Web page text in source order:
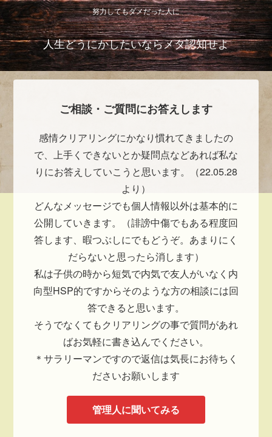
努力してもダメだった人に
人生どうにかしたいならメタ認知せよ
ご相談・ご質問にお答えします
感情クリアリングにかなり慣れてきましたの
で、上手くできないとか疑問点などあれば私な
りにお答えしていこうと思います。（22.05.28
より）
どんなメッセージでも個人情報以外は基本的に
公開していきます。（誹謗中傷でもある程度回
答します、暇つぶしにでもどうぞ。あまりにく
だらないと思ったら消します）
私は子供の時から短気で内気で友人がいなく内
向型HSP的ですからそのような方の相談には回
答できると思います。
そうでなくてもクリアリングの事で質問があれ
ばお気軽に書き込んでください。
＊サラリーマンですので返信は気長にお待ちく
ださいお願いします
管理人に聞いてみる